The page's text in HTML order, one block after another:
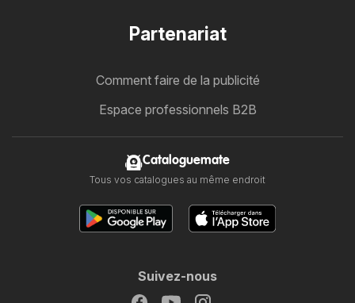
Partenariat
Comment faire de la publicité
Espace professionnels B2B
Cataloguemate
Tous vos catalogues au même endroit
Suivez-nous